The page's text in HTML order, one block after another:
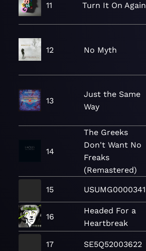
11 Turn It On Again
12 No Myth
13
Just the Same
Way
14
The Greeks
Don't Want No
Freaks
(Remastered)
15 USUMG0000341
16
Headed For a
Heartbreak
17 SE5Q52003622